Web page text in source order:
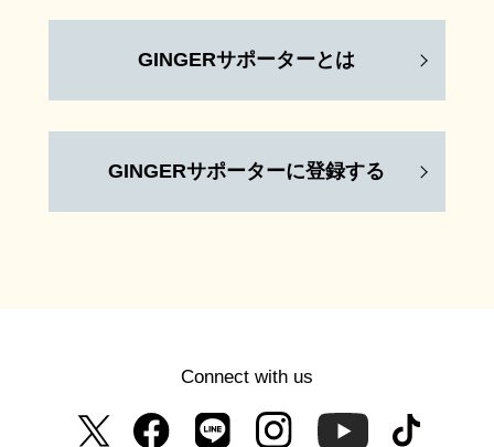
GINGERサポーターとは
GINGERサポーターに登録する
Connect with us